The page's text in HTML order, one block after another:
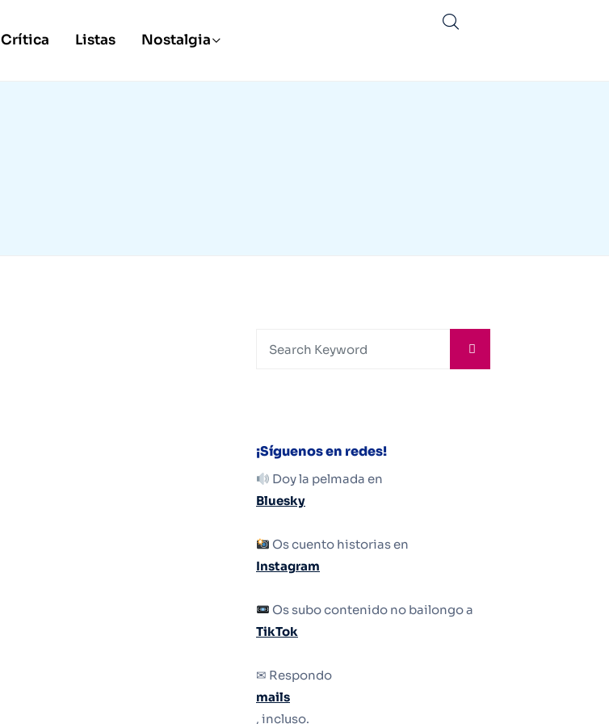
Crítica Listas Nostalgia
¡Síguenos en redes!
Doy la pelmada en
Bluesky
Os cuento historias en
Instagram
Os subo contenido no bailongo a
TikTok
✉ Respondo
mails
, incluso.